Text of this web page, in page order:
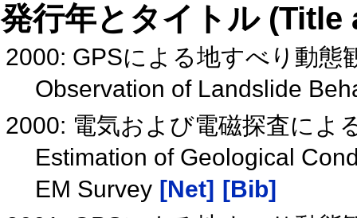
発行年とタイトル
2000: GPSによる地すべり動態
Observation of Landslide
2000: 電気および電磁探査によ
Estimation of Geological
EM Survey [Net]
[Bib]